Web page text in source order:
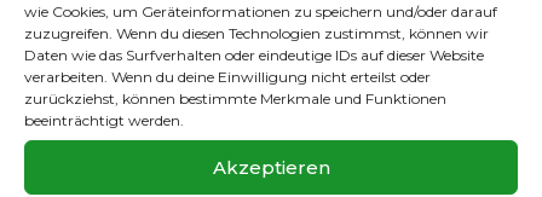
wie Cookies, um Geräteinformationen zu speichern und/oder darauf
zuzugreifen. Wenn du diesen Technologien zustimmst, können wir
Daten wie das Surfverhalten oder eindeutige IDs auf dieser Website
verarbeiten. Wenn du deine Einwilligung nicht erteilst oder
zurückziehst, können bestimmte Merkmale und Funktionen
beeinträchtigt werden.
Akzeptieren
Ein Tor von Benny Dowall reichte unserer 1.
Männermannschaft, um gegen den TSV
Mariendorf einen knappen 1:0-Sieg
einzufahren. Bei kaltem Aprilwetter war dieses
Spiel sicherlich kein Fußball-Leckerbissen,
doch am Ende standen erfreulicherweise drei